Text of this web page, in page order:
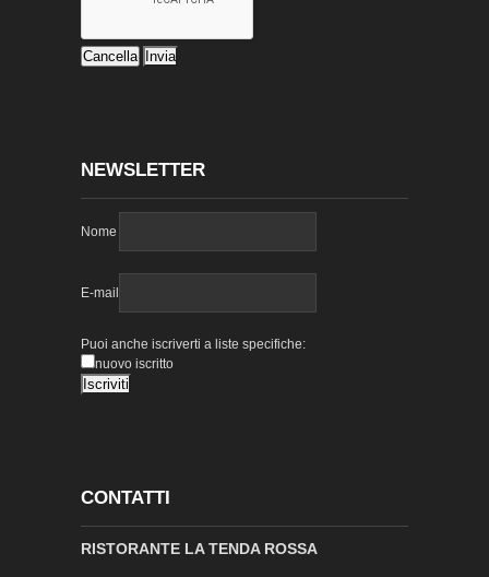
NEWSLETTER
Nome
E-mail
Puoi anche iscriverti a liste specifiche:
nuovo iscritto
CONTATTI
RISTORANTE LA TENDA ROSSA